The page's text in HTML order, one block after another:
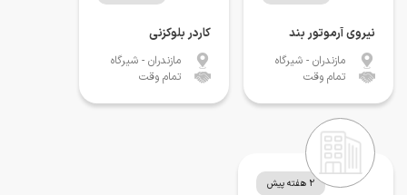
نیروی آرموتور بند
مازندران - شیرگاه
تمام وقت
کاردر بلوکزنی
مازندران - شیرگاه
تمام وقت
2 هفته پیش